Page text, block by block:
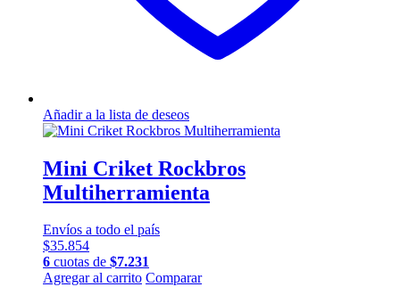
Añadir a la lista de deseos
Mini Criket Rockbros
Multiherramienta
Envíos a todo el país
$35.854
6 cuotas de $7.231
Agregar al carrito Comparar